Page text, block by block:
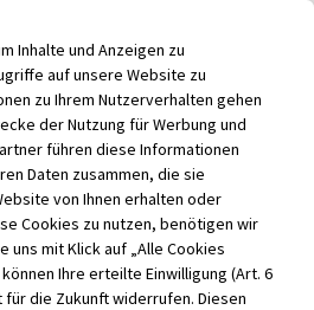
aufrufen
Inhalte und Anzeigen zu
auf unsere Website zu
zu Ihrem Nutzerverhalten gehen
der Nutzung für Werbung und
führen diese Informationen
Daten zusammen, die sie
von Ihnen erhalten oder
Cookies zu nutzen, benötigen wir
uns mit Klick auf „Alle Cookies
Ihre erteilte Einwilligung (Art. 6
für die Zukunft widerrufen. Diesen